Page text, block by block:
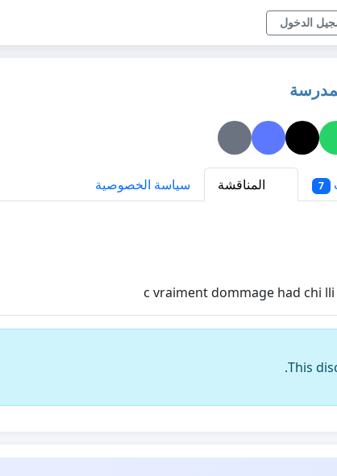
الدخول
7 المناقشة سياسة الخصوصية
c vraiment dommage had chi
This